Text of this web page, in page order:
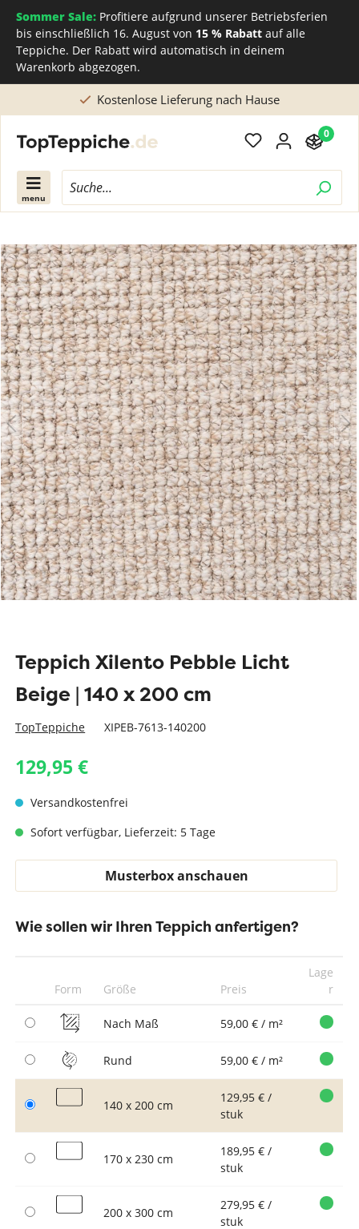
Sommer Sale: Profitiere aufgrund unserer Betriebsferien
bis einschließlich 16. August von 15 % Rabatt auf alle
Teppiche. Der Rabatt wird automatisch in deinem
Warenkorb abgezogen.
nach Hause Direkt beim
menu
0
Teppich Xilento Pebble Licht
Beige | 140 x 200 cm
TopTeppiche XIPEB-7613-140200
129,95 €
Versandkostenfrei
Sofort verfügbar, Lieferzeit: 5 Tage
Musterbox anschauen
Wie sollen wir Ihren Teppich anfertigen?
Form Größe Preis
Lage
r
Nach Maß 59,00 € / m²
Rund 59,00 € / m²
140 x 200 cm
129,95 € /
stuk
170 x 230 cm
189,95 € /
stuk
200 x 300 cm
279,95 € /
stuk